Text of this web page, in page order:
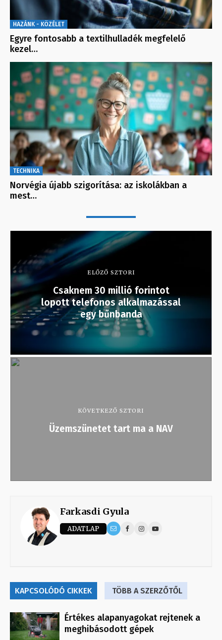
HAZÁNK - KÖZÉLET
Egyre fontosabb a textilhulladék megfelelő
kezel…
TECHNIKA
Norvégia újabb szigorítása: az iskolákban a
mest…
ELŐZŐ SZTORI
Csaknem 30 millió forintot
lopott telefonos alkalmazással
egy bűnbanda
KÖVETKEZŐ SZTORI
Üzemszünetet tart ma a NAV
Farkasdi Gyula
ADATLAP
KAPCSOLÓDÓ CIKKEK TÖBB A SZERZŐTŐL
Értékes alapanyagokat rejtenek a
meghibásodott gépek